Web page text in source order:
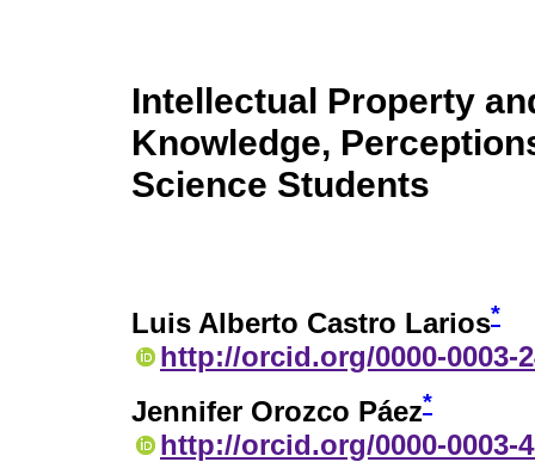
Intellectual Property
Knowledge,
Science Students
Luis Alberto Castro Larios*
http://orcid.org/0000-0003-
Jennifer Orozco Páez*
http://orcid.org/0000-0003-